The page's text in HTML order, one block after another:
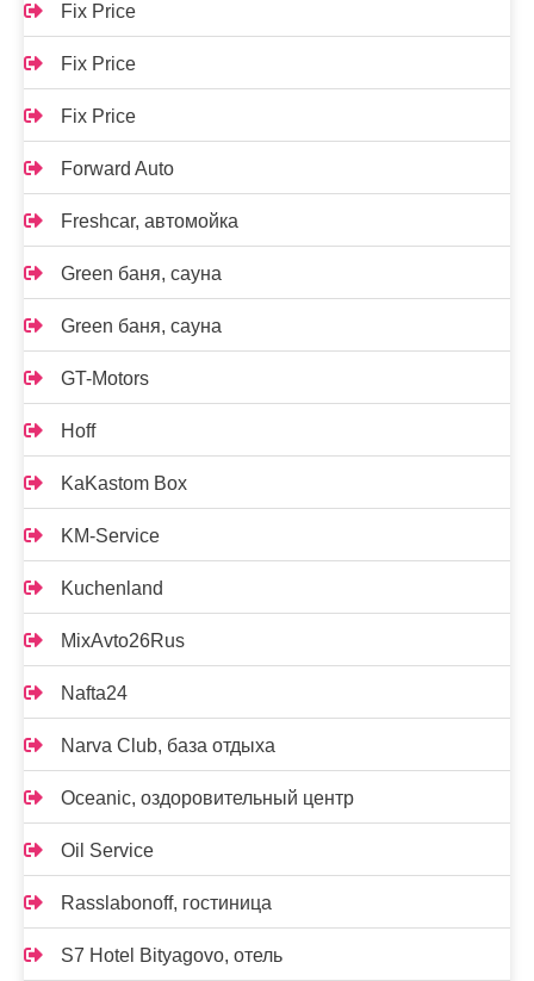
Fix Price
Fix Price
Fix Price
Forward Auto
Freshcar, автомойка
Green баня, сауна
Green баня, сауна
GT-Motors
Hoff
KaKastom Box
KM-Service
Kuchenland
MixAvto26Rus
Nafta24
Narva Club, база отдыха
Oceanic, оздоровительный центр
Oil Service
Rasslabonoff, гостиница
S7 Hotel Bityagovo, отель